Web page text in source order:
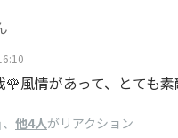
🌹風情があって、とても
、 他4人がリアクション